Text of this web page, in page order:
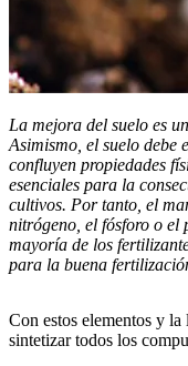
La mejora del suelo es
Asimismo, el suelo debe
confluyen propiedades
esenciales para la
cultivos. Por tanto, el
nitrógeno, el fósforo o el
mayoría de los
para la buena
Con estos elementos y la
sintetizar todos los